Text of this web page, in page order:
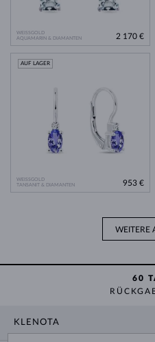
WEISSGOLD
AQUAMARIN & DIAMANTEN
2 170 €
WEISSGOLD
TANSANIT & DIAMANTEN
AUF LAGER
953 €
WEITERE
60
KLENOTA